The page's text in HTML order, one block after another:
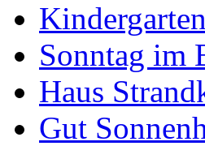
Sonntag im
Haus
Gut